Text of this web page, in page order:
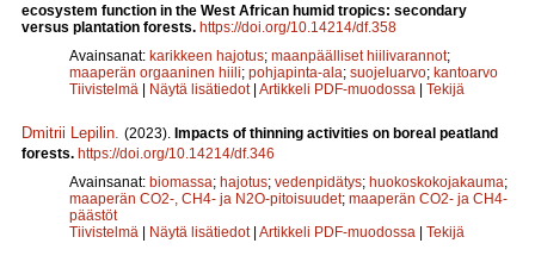
ecosystem function in the West African humid tropics: secondary
versus plantation forests. https://doi.org/10.14214/df.358
Avainsanat: karikkeen hajotus; maanpäälliset hiilivarannot;
maaperän orgaaninen hiili; pohjapinta-ala; suojeluarvo; kantoarvo
Tiivistelmä | Näytä lisätiedot | Artikkeli PDF-muodossa | Tekijä
Dmitrii Lepilin (2023). Impacts of thinning activities on boreal peatland
forests. https://doi.org/10.14214/df.346
Avainsanat: biomassa; hajotus; vedenpidätys; huokoskokojakauma;
maaperän CO2-, CH4- ja N2O-pitoisuudet; maaperän CO2- ja CH4-
päästöt
Tiivistelmä | Näytä lisätiedot | Artikkeli PDF-muodossa | Tekijä